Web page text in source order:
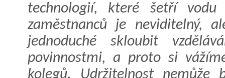
technologií, které šetří
zaměstnanců je neviditelný,
jednoduché skloubit
povinnostmi, a proto si
kolegů. Udržitelnost